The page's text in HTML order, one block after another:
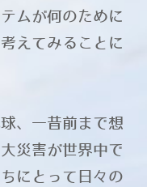
ムが何のために
えてみることに
、一昔前まで想
災害が世界中で
にとって日々の